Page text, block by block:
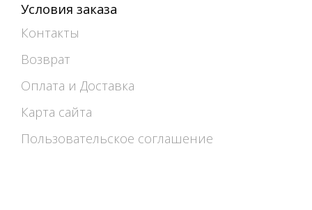
Условия заказа
Контакты
Возврат
Оплата и Доставка
Карта сайта
Пользовательское соглашение